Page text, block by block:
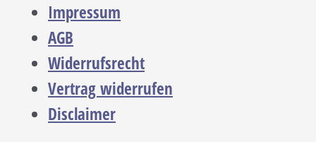
Impressum
AGB
Widerrufsrecht
Vertrag widerrufen
Disclaimer